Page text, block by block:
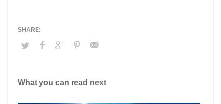
What you can read next